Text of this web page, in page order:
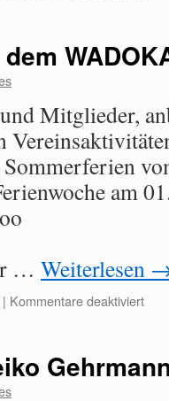
Mitglieder,
am
… Weiterlesen
| Kommentare deaktiviert